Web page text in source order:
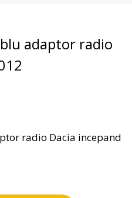
adaptor radio
radio Dacia incepand